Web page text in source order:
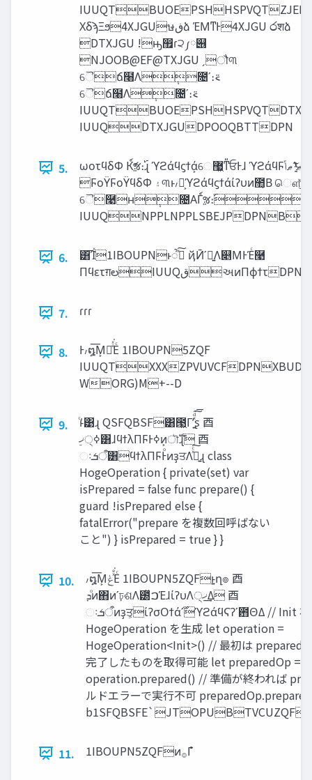
ΧδϡΞϧ4XJGUษ‫ڧ‬ձ ΈΜͳͰ4XJGU ෮शձ
DTXJGU !ԣ඿ɾ੨༿୆
NJOOB@EF@TXJGU ˏौ୩
ୈճ໨Λ݄೔ʹ։࠵
ୈճ໨Λ݄೔ʹ։࠵
IUUQDTXJGUDPOOQBTTDPN
5.
ωοτϥδΦ Ќ์ૹ։࢝ɻ ϓϩάϥϛϯά͕େ޷͖ͳ̎ਓͰɺ ϓϩάϥϜ‫ޠָ͍ͯͭ͘͠ʹޠݴ‬Β͏൪૊ NPPLNPPLSBEJP Ќ൛
ϜοΫϜοΫϥδΦ ‫۽‬୩ͱ៸໘͕ϓϩάϥϛϯάίʔυͷ಺͔Β ௌ͑ͯ͘͜Δ੠ʹࣖΛ܏ָ͚ͯ͠ΉϥδΦ
ୈ࿩ʜ݄೔ΑΓ์ૹ։࢝ୈ࿩ʜ݄೔ͷ์ૹ༧ఆ
6.
͸͡Ίͯ1IBOUPNͱૺ۰ͯ͠ ҋӢʹಆ͍Λ௅ΜͰΈͨ࿩
Πϥετग़లIUUQ‫ق‬અͷΠϕϯτDPN
7. ɾɾɾ
8.
Ͱ៸໘͞Μ͕ັͤͯ͘Εͨ 1IBOUPN5ZQF
IUUQTXXXZPVUVCFDPNXBUDI
WORG)M+--D
9.
ͨͱ͑͹ɻ QSFQBSF͸̍౓͖Γʹ͍ͯͩ͘͠͞ʂ ⾣
ઃ‫ऀܭ‬͸ϥϯλΠϜͰͦͷҙਤΛ͍ࣔͯͨ͠ɻ class
HogeOperation { private(set) var
isPrepared = false func prepare() {
guard !isPrepared else {
fatalError("prepare を複数回呼ばない
こと") } isPrepared = true } }
10.
៸໘͞Μ͕‫ͯͤ͘ݟ‬Εͨ 1IBOUPN5ZQFͱ͍͏ղ๏ ⾣
‫ͦܕ‬ͷ΋ͷʹঢ়ଶΛ౰ͯࠐΈɺίʔυΛ੍‫͢ޚ‬Δ ⾣
ઃ‫ऀܭ‬ͷҙਤ͕ίʔσΟϯά࣌ʹϓϩάϥϚʔʹ఻ΘΔ // Init 状態の
HogeOperation を生成 let operation =
HogeOperation<Init>() // 最初は prepared
完了したものを取得可能 let preparedOp =
operation.prepared() // 準備が終われば
ルドエラーで実行不可
11. 1IBOUPN5ZQFͷ࡞Γํ